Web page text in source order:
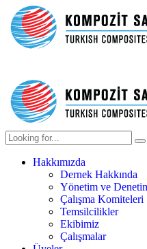
Hakkımızda
Dernek Hakkında
Yönetim ve
Çalışma Komiteleri
Temsilcilikler
Ekibimiz
Çalışmalar